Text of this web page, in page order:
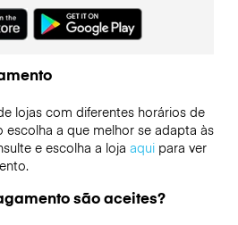
lojas com diferentes horários de
escolha a que melhor se adapta às
e escolha a loja aquipara ver
são aceites?